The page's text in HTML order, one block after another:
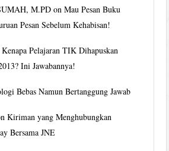
M.PD onMau Pesan Buku
Pesan Sebelum Kehabisan!
Kenapa Pelajaran TIK Dihapuskan
Ini Jawabannya!
Bebas Namun Bertanggung Jawab
Kiriman yang Menghubungkan
Bersama JNE